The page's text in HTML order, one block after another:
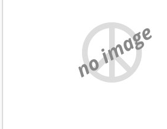
no image